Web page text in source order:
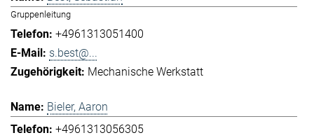
Gruppenleitung
+4961313051400
s.best@...
Mechanische Werkstatt
Bieler, Aaron
+4961313056305